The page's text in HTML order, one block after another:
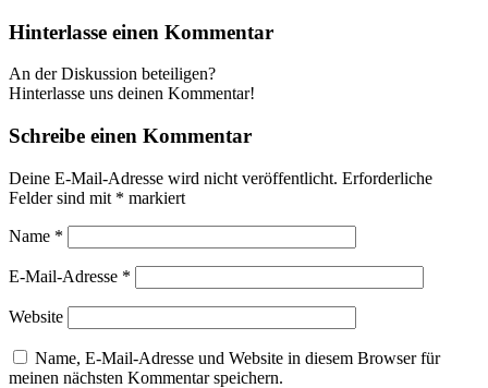
Hinterlasse einen Kommentar
An der Diskussion beteiligen?
Hinterlasse uns deinen Kommentar!
Schreibe einen Kommentar
Deine E-Mail-Adresse wird nicht veröffentlicht. Erforderliche
Felder sind mit * markiert
Name *
E-Mail-Adresse *
Website
Name, E-Mail-Adresse und Website in diesem Browser für
meinen nächsten Kommentar speichern.